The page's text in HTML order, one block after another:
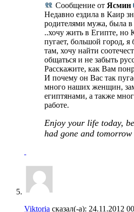
Сообщение от Ясмин
Недавно ездила в Каир
родителями мужа, была в
..хочу жить в Египте, но
пугает, большой город,
там, хочу найти
общаться и не забыть
Расскажите, как Вам
И почему он Вас так
много наших женщин,
египтянами, а также
работе.
Enjoy your life today,
had gone and tomorrow
Viktoria сказал(-а): 24.11.2012